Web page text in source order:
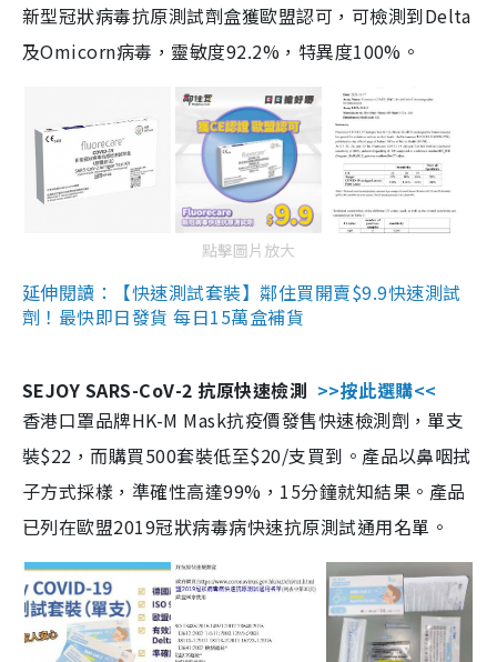
新型冠狀病毒抗原測試劑盒獲歐盟認可，可檢測到Delta
及Omicorn病毒，靈敏度92.2%，特異度100%。
點擊圖片放大
延伸閱讀：【快速測試套裝】鄰住買開賣$9.9快速測試
劑！最快即日發貨 每日15萬盒補貨
SEJOY SARS-CoV-2 抗原快速檢測 >>按此選購<<
香港口罩品牌HK-M Mask抗疫價發售快速檢測劑，單支
裝$22，而購買500套裝低至$20/支買到。產品以鼻咽拭
子方式採樣，準確性高達99%，15分鐘就知結果。產品
已列在歐盟2019冠狀病毒病快速抗原測試通用名單。